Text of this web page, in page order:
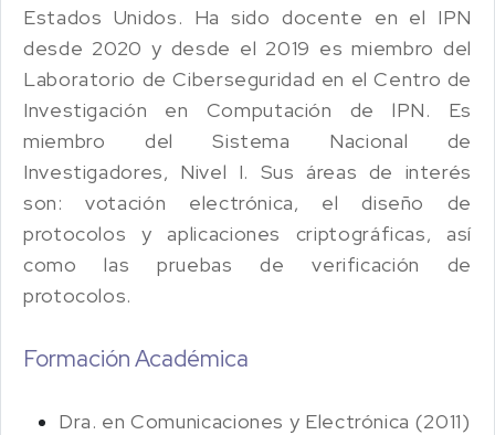
Estados Unidos. Ha sido docente en el IPN
desde 2020 y desde el 2019 es miembro del
Laboratorio de Ciberseguridad en el Centro de
Investigación en Computación de lPN. Es
miembro del Sistema Nacional de
Investigadores, Nivel I. Sus áreas de interés
son: votación electrónica, el diseño de
protocolos y aplicaciones criptográficas, así
como las pruebas de verificación de
protocolos.
Formación Académica
Dra. en Comunicaciones y Electrónica (2011)